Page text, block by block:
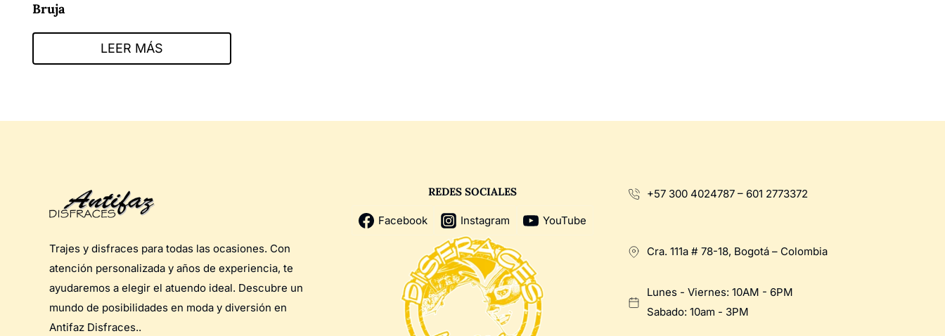
Bruja
LEER MÁS
Trajes y disfraces para todas las ocasiones. Con
atención personalizada y años de experiencia, te
ayudaremos a elegir el atuendo ideal. Descubre un
mundo de posibilidades en moda y diversión en
Antifaz Disfraces..
REDES SOCIALES
Facebook Instagram YouTube
+57 300 4024787 – 601 2773372
Cra. 111a # 78-18, Bogotá – Colombia
Lunes - Viernes: 10AM - 6PM
Sabado: 10am - 3PM